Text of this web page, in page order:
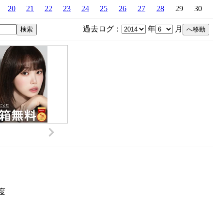
20 21 22 23 24 25 26 27 28 29 30
過去ログ： 年 月